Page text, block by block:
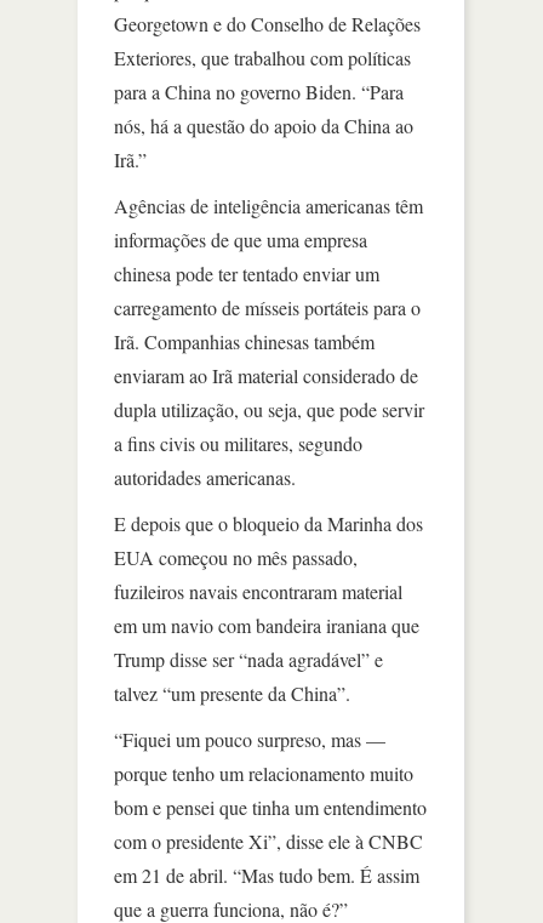
Georgetown e do Conselho de Relações
Exteriores, que trabalhou com políticas
para a China no governo Biden. “Para
nós, há a questão do apoio da China ao
Irã.”
Agências de inteligência americanas têm
informações de que uma empresa
chinesa pode ter tentado enviar um
carregamento de mísseis portáteis para o
Irã. Companhias chinesas também
enviaram ao Irã material considerado de
dupla utilização, ou seja, que pode servir
a fins civis ou militares, segundo
autoridades americanas.
E depois que o bloqueio da Marinha dos
EUA começou no mês passado,
fuzileiros navais encontraram material
em um navio com bandeira iraniana que
Trump disse ser “nada agradável” e
talvez “um presente da China”.
“Fiquei um pouco surpreso, mas —
porque tenho um relacionamento muito
bom e pensei que tinha um entendimento
com o presidente Xi”, disse ele à CNBC
em 21 de abril. “Mas tudo bem. É assim
que a guerra funciona, não é?”